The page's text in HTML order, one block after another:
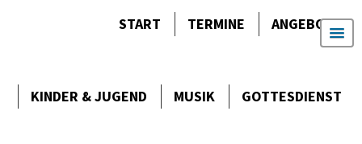
START TERMINE ANGEBOTE
KINDER & JUGEND MUSIK GOTTES­DIENST